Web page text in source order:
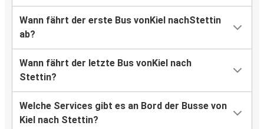
Wann fährt der erste Bus vonKiel nachStettin
ab?
Wann fährt der letzte Bus vonKiel nach
Stettin?
Welche Services gibt es an Bord der Busse von
Kiel nach Stettin?